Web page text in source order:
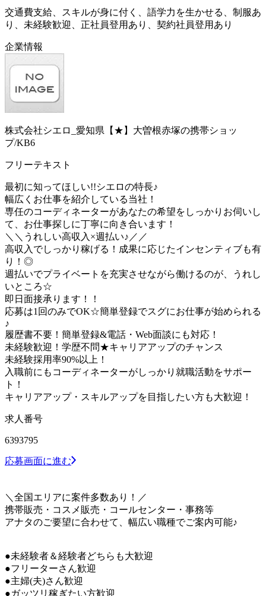
交通費支給、スキルが身に付く、語学力を生かせる、制服あ
り、未経験歓迎、正社員登用あり、契約社員登用あり
企業情報
株式会社シエロ_愛知県【★】大曽根赤塚の携帯ショッ
プ/KB6
フリーテキスト
最初に知ってほしい!!シエロの特長♪
幅広くお仕事を紹介している当社！
専任のコーディネーターがあなたの希望をしっかりお伺いし
て、お仕事探しに丁寧に向き合います！
＼＼うれしい高収入×週払い♪／／
高収入でしっかり稼げる！成果に応じたインセンティブも有
り！◎
週払いでプライベートを充実させながら働けるのが、うれし
いところ☆
即日面接承ります！！
応募は1回のみでOK☆簡単登録でスグにお仕事が始められる
♪
履歴書不要！簡単登録&電話・Web面談にも対応！
未経験歓迎！学歴不問★キャリアアップのチャンス
未経験採用率90%以上！
入職前にもコーディネーターがしっかり就職活動をサポー
ト！
キャリアアップ・スキルアップを目指したい方も大歓迎！
求人番号
6393795
応募画面に進む
＼全国エリアに案件多数あり！／
携帯販売・コスメ販売・コールセンター・事務等
アナタのご要望に合わせて、幅広い職種でご案内可能♪
●未経験者＆経験者どちらも大歓迎
●フリーターさん歓迎
●主婦(夫)さん歓迎
●ガッツリ稼ぎたい方歓迎